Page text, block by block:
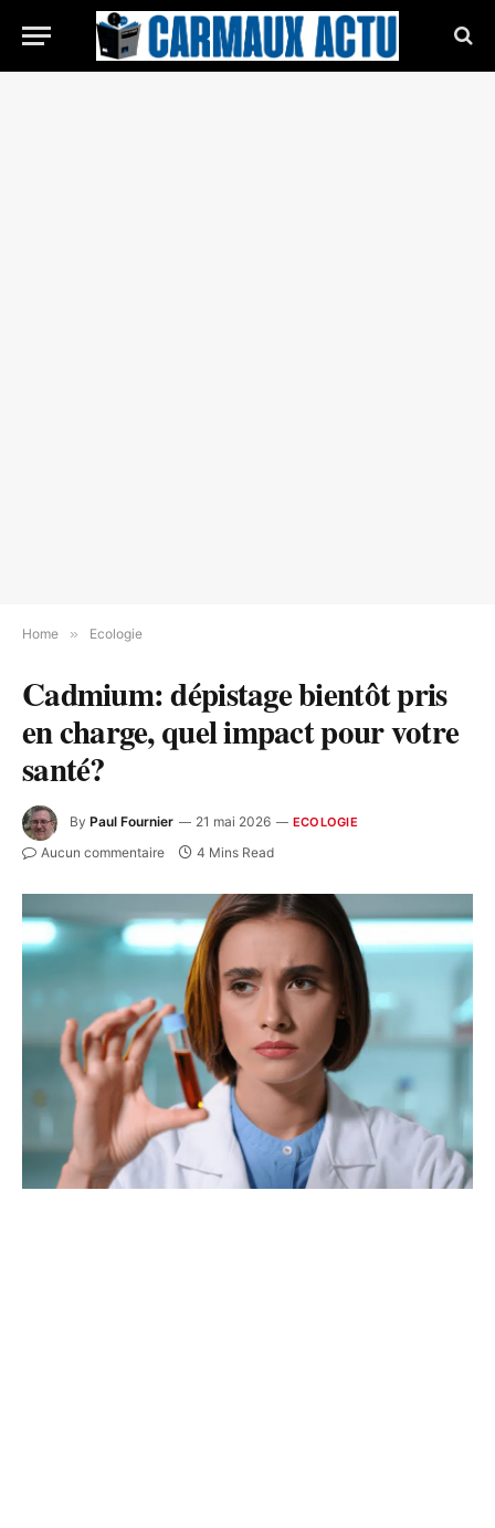
Home » Ecologie
Cadmium: dépistage bientôt pris
en charge, quel impact pour votre
santé?
By Paul Fournier 21 mai 2026 ECOLOGIE
Aucun commentaire 4 Mins Read